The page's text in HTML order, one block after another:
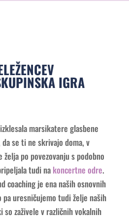
IGRA
marsikatere glasbene
se ti ne skrivajo doma, v
po povezovanju s podobno
tudi na koncertne odre.
coaching je ena naših osnovnih
uresničujemo tudi želje naših
so zaživele v različnih vokalnih